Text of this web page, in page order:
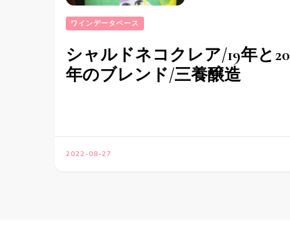
ワインデータベース
シャルドネコクレア/19年と20
年のブレンド/三養醸造
2022-08-27